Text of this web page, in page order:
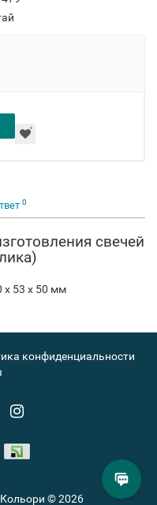
0
свечей
x 53 x 50 мм
конфиденциальности
© 2026